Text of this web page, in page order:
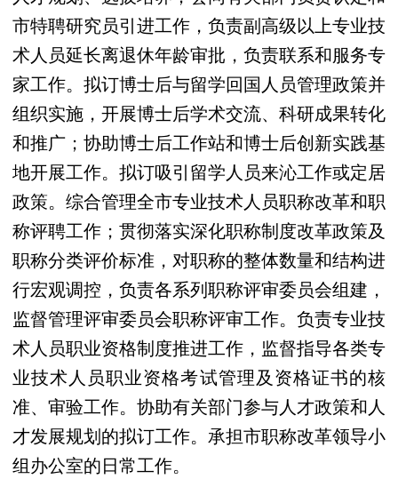
市特聘研究员引进工作，负责副高级以上专业技
术人员延长离退休年龄审批，负责联系和服务专
家工作。拟订博士后与留学回国人员管理政策并
组织实施，开展博士后学术交流、科研成果转化
和推广；协助博士后工作站和博士后创新实践基
地开展工作。拟订吸引留学人员来沁工作或定居
政策。综合管理全市专业技术人员职称改革和职
称评聘工作；贯彻落实深化职称制度改革政策及
职称分类评价标准，对职称的整体数量和结构进
行宏观调控，负责各系列职称评审委员会组建，
监督管理评审委员会职称评审工作。负责专业技
术人员职业资格制度推进工作，监督指导各类专
业技术人员职业资格考试管理及资格证书的核
准、审验工作。协助有关部门参与人才政策和人
才发展规划的拟订工作。承担市职称改革领导小
组办公室的日常工作。